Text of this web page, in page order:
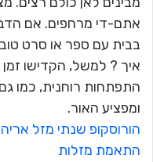
אתם-די מרחפים. אם
בבית עם ספר או סרט
איך ? למשל, הקדישו
התפתחות רוחנית, כמו
ומפציע האור.
הורוסקופ שנתי מזל אריה
התאמת מזלות